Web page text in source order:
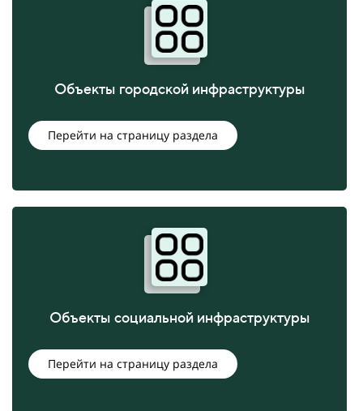
Объекты городской инфраструктуры
Перейти на страницу раздела
Объекты социальной инфраструктуры
Перейти на страницу раздела